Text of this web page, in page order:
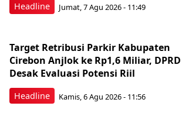
Headline Jumat, 7 Agu 2026 - 11:49
Headline
Target Retribusi Parkir Kabupaten
Cirebon Anjlok ke Rp1,6 Miliar, DPRD
Desak Evaluasi Potensi Riil
Kamis, 6 Agu 2026 - 11:56